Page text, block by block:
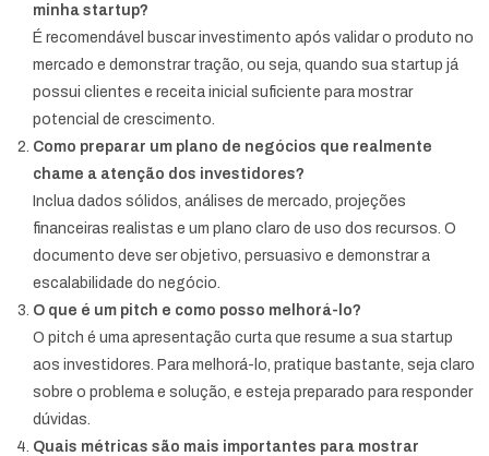
minha startup?
É recomendável buscar investimento após validar o produto no
mercado e demonstrar tração, ou seja, quando sua startup já
possui clientes e receita inicial suficiente para mostrar
potencial de crescimento.
Como preparar um plano de negócios que realmente
chame a atenção dos investidores?
Inclua dados sólidos, análises de mercado, projeções
financeiras realistas e um plano claro de uso dos recursos. O
documento deve ser objetivo, persuasivo e demonstrar a
escalabilidade do negócio.
O que é um pitch e como posso melhorá-lo?
O pitch é uma apresentação curta que resume a sua startup
aos investidores. Para melhorá-lo, pratique bastante, seja claro
sobre o problema e solução, e esteja preparado para responder
dúvidas.
Quais métricas são mais importantes para mostrar